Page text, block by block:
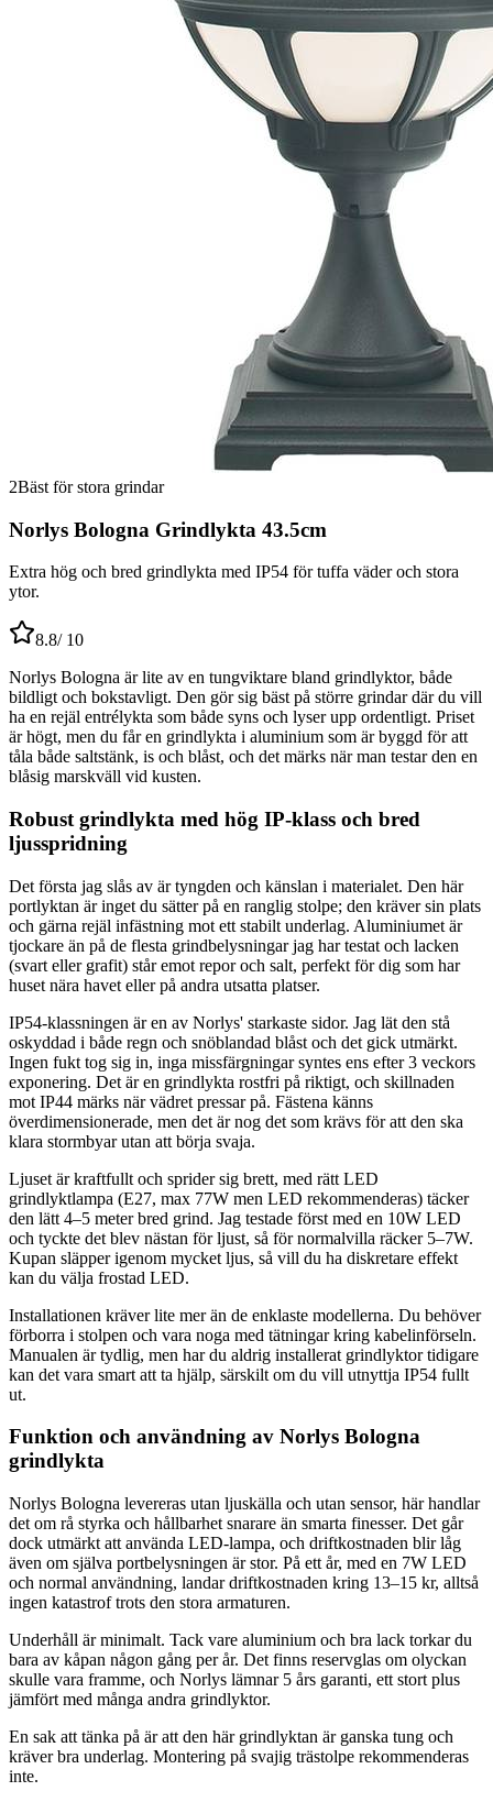
2Bäst för stora grindar
Norlys Bologna Grindlykta 43.5cm
Extra hög och bred grindlykta med IP54 för tuffa väder och stora
ytor.
8.8/ 10
Norlys Bologna är lite av en tungviktare bland grindlyktor, både
bildligt och bokstavligt. Den gör sig bäst på större grindar där du vill
ha en rejäl entrélykta som både syns och lyser upp ordentligt. Priset
är högt, men du får en grindlykta i aluminium som är byggd för att
tåla både saltstänk, is och blåst, och det märks när man testar den en
blåsig marskväll vid kusten.
Robust grindlykta med hög IP-klass och bred
ljusspridning
Det första jag slås av är tyngden och känslan i materialet. Den här
portlyktan är inget du sätter på en ranglig stolpe; den kräver sin plats
och gärna rejäl infästning mot ett stabilt underlag. Aluminiumet är
tjockare än på de flesta grindbelysningar jag har testat och lacken
(svart eller grafit) står emot repor och salt, perfekt för dig som har
huset nära havet eller på andra utsatta platser.
IP54-klassningen är en av Norlys' starkaste sidor. Jag lät den stå
oskyddad i både regn och snöblandad blåst och det gick utmärkt.
Ingen fukt tog sig in, inga missfärgningar syntes ens efter 3 veckors
exponering. Det är en grindlykta rostfri på riktigt, och skillnaden
mot IP44 märks när vädret pressar på. Fästena känns
överdimensionerade, men det är nog det som krävs för att den ska
klara stormbyar utan att börja svaja.
Ljuset är kraftfullt och sprider sig brett, med rätt LED
grindlyktlampa (E27, max 77W men LED rekommenderas) täcker
den lätt 4–5 meter bred grind. Jag testade först med en 10W LED
och tyckte det blev nästan för ljust, så för normalvilla räcker 5–7W.
Kupan släpper igenom mycket ljus, så vill du ha diskretare effekt
kan du välja frostad LED.
Installationen kräver lite mer än de enklaste modellerna. Du behöver
förborra i stolpen och vara noga med tätningar kring kabelinförseln.
Manualen är tydlig, men har du aldrig installerat grindlyktor tidigare
kan det vara smart att ta hjälp, särskilt om du vill utnyttja IP54 fullt
ut.
Funktion och användning av Norlys Bologna
grindlykta
Norlys Bologna levereras utan ljuskälla och utan sensor, här handlar
det om rå styrka och hållbarhet snarare än smarta finesser. Det går
dock utmärkt att använda LED-lampa, och driftkostnaden blir låg
även om själva portbelysningen är stor. På ett år, med en 7W LED
och normal användning, landar driftkostnaden kring 13–15 kr, alltså
ingen katastrof trots den stora armaturen.
Underhåll är minimalt. Tack vare aluminium och bra lack torkar du
bara av kåpan någon gång per år. Det finns reservglas om olyckan
skulle vara framme, och Norlys lämnar 5 års garanti, ett stort plus
jämfört med många andra grindlyktor.
En sak att tänka på är att den här grindlyktan är ganska tung och
kräver bra underlag. Montering på svajig trästolpe rekommenderas
inte.